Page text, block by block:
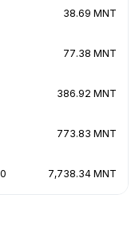
38.69 MNT
77.38 MNT
386.92 MNT
773.83 MNT
7,738.34 MNT